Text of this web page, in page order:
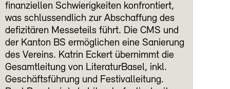
finanziellen Schwierigkeiten konfrontiert,
was schlussendlich zur Abschaffung des
defizitären Messeteils führt. Die CMS und
der Kanton BS ermöglichen eine Sanierung
des Vereins. Katrin Eckert übernimmt die
Gesamtleitung von LiteraturBasel, inkl.
Geschäftsführung und Festivalleitung.